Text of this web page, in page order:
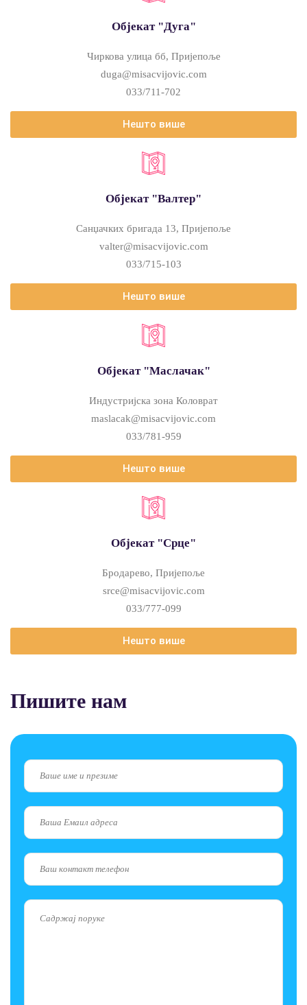
Објекат "Дуга"
Чиркова улица бб, Пријепоље
duga@misacvijovic.com
033/711-702
Нешто више
Објекат "Валтер"
Санџачких бригада 13, Пријепоље
valter@misacvijovic.com
033/715-103
Нешто више
Објекат "Маслачак"
Индустријска зона Коловрат
maslacak@misacvijovic.com
033/781-959
Нешто више
Објекат "Срце"
Бродарево, Пријепоље
srce@misacvijovic.com
033/777-099
Нешто више
Пишите нам